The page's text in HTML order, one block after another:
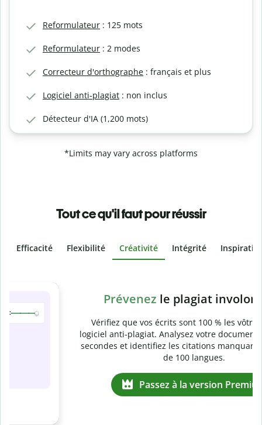
Reformulateur : 125 mots
Reformulateur : 2 modes
Correcteur d'orthographe : français et plus
Logiciel anti-plagiat : non inclus
Détecteur d'IA (1,200 mots)
*Limits may vary across platforms
Tout ce qu'il faut pour réussir
Efficacité Flexibilité Créativité Intégrité